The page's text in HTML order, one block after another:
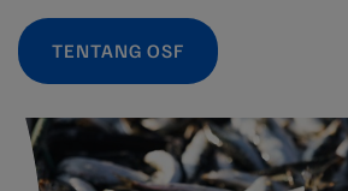
TENTANG OSF